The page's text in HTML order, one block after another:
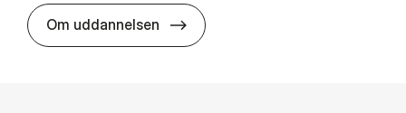
Om uddannelsen HA al­men erhvervs­økonomi